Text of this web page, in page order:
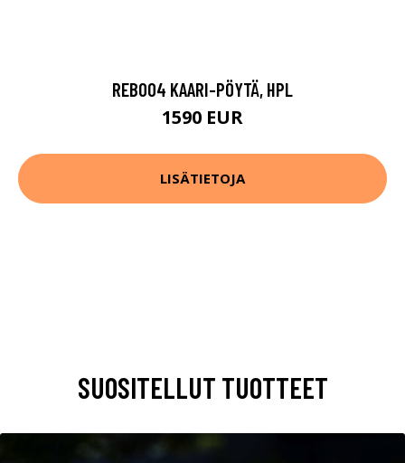
REB004 KAARI-PÖYTÄ, HPL
1590 EUR
LISÄTIETOJA
SUOSITELLUT TUOTTEET